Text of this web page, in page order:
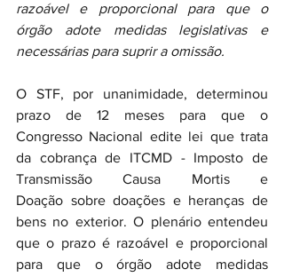
razoável e proporcional para que o
órgão adote medidas legislativas e
necessárias para suprir a omissão.
O STF, por unanimidade, determinou
prazo de 12 meses para que o
Congresso Nacional edite lei que trata
da cobrança de ITCMD - Imposto de
Transmissão Causa Mortis e
Doação sobre doações e heranças de
bens no exterior. O plenário entendeu
que o prazo é razoável e proporcional
para que o órgão adote medidas